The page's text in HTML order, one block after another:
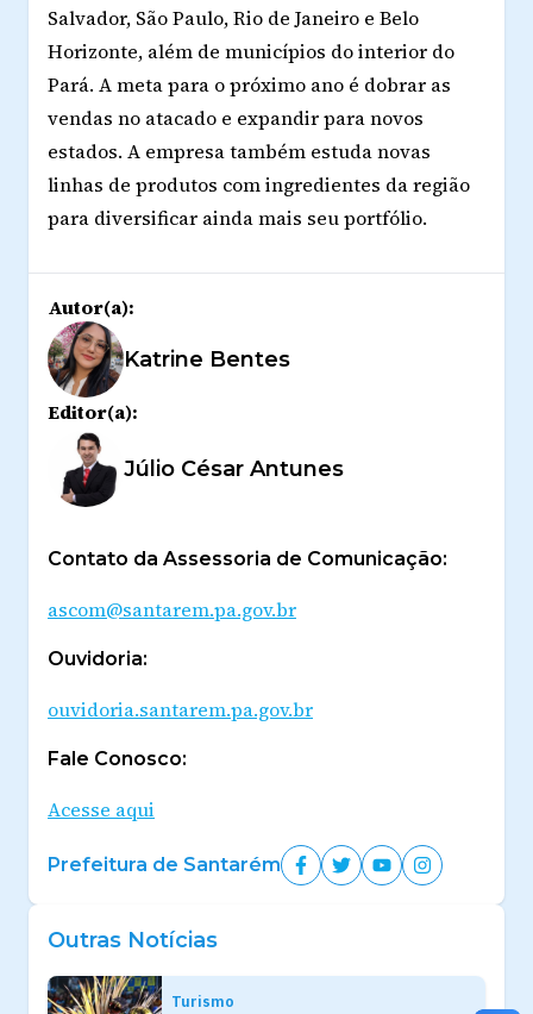
Salvador, São Paulo, Rio de Janeiro e Belo
Horizonte, além de municípios do interior do
Pará. A meta para o próximo ano é dobrar as
vendas no atacado e expandir para novos
estados. A empresa também estuda novas
linhas de produtos com ingredientes da região
para diversificar ainda mais seu portfólio.
Autor(a):
Katrine Bentes
Editor(a):
Júlio César Antunes
Contato da Assessoria de Comunicação:
ascom@santarem.pa.gov.br
Ouvidoria:
ouvidoria.santarem.pa.gov.br
Fale Conosco:
Acesse aqui
Prefeitura de Santarém
Outras Notícias
Turismo